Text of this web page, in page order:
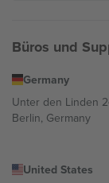
Büros und
Germany
Unter den Linden
Berlin, Germany
United States